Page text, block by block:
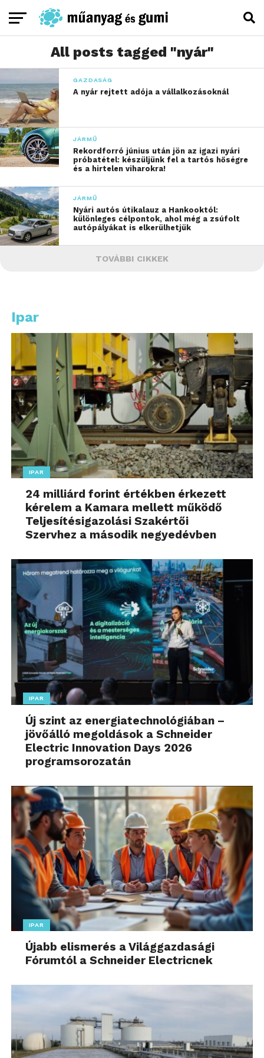
All posts tagged "nyár"
GAZDASÁG
A nyár rejtett adója a vállalkozásoknál
JÁRMŰ
Rekordforró június után jön az igazi nyári
próbatétel: készüljünk fel a tartós hőségre
és a hirtelen viharokra!
JÁRMŰ
Nyári autós útikalauz a Hankooktól:
különleges célpontok, ahol még a zsúfolt
autópályákat is elkerülhetjük
TOVÁBBI CIKKEK
Ipar
IPAR
24 milliárd forint értékben érkezett
kérelem a Kamara mellett működő
Teljesítésigazolási Szakértői
Szervhez a második negyedévben
IPAR
Új szint az energiatechnológiában –
jövőálló megoldások a Schneider
Electric Innovation Days 2026
programsorozatán
IPAR
Újabb elismerés a Világgazdasági
Fórumtól a Schneider Electricnek